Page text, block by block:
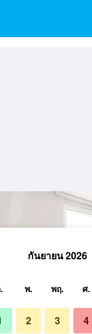
กันยายน 2026
พ. พฤ. ศ.
2 3 4